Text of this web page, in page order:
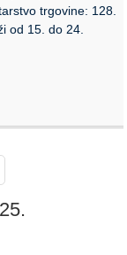
trgovine: 128.
od 15. do 24.